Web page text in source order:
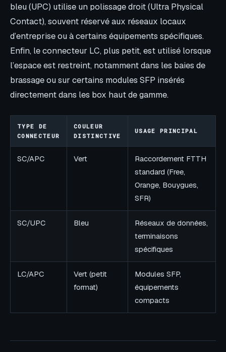
bleu (UPC) utilise un polissage droit (Ultra Physical
Contact), souvent réservé aux réseaux locaux
d’entreprise ou à certains équipements spécifiques.
Enfin, le connecteur LC, plus petit, est utilisé lorsque
l’espace est restreint, notamment dans les baies de
brassage ou sur certains modules SFP insérés
directement dans les box haut de gamme.
TYPE DE
CONNECTEUR
COULEUR
DISTINCTIVE
USAGE PRINCIPAL
SC/APC Vert
Raccordement FTTH
standard (Free,
Orange, Bouygues,
SFR)
SC/UPC Bleu
Réseaux de données,
terminaisons
spécifiques
LC/APC
Vert (petit
format)
Modules SFP,
équipements
compacts